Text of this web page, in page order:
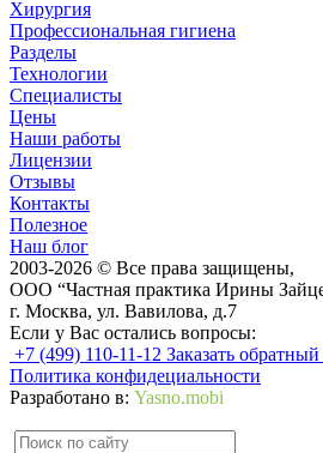
Хирургия
Профессиональная гигиена
Разделы
Технологии
Специалисты
Цены
Наши работы
Лицензии
Отзывы
Контакты
Полезное
Наш блог
2003-2026 © Все права защищены,
ООО “Частная практика Ирины
г. Москва, ул. Вавилова, д.7
Если у Вас остались вопросы:
+7 (499) 110-11-12 Заказать
Политика конфидециальности
Разработано в: Yasno.mobi